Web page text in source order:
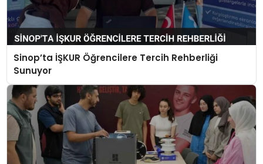
Sinop’ta İŞKUR Öğrencilere Tercih Rehberliği
Sunuyor